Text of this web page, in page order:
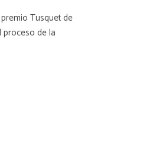
Tusquet de
de la